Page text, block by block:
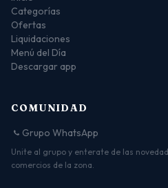
Categorías
Ofertas
Liquidaciones
Menú del Día
Descargar app
COMUNIDAD
Grupo WhatsApp
Unite al grupo y enterate de las
comercios de la zona.